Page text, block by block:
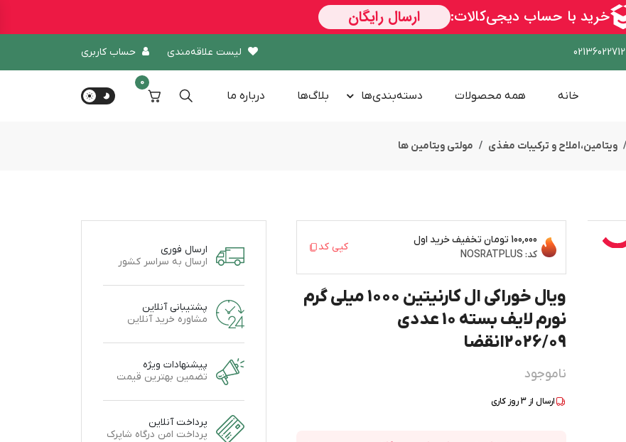
02136022712 لیست علاقه‌مندی حساب کاربری
خانه همه محصولات دسته‌بندی‌ها بلاگ‌ها درباره‌ ما
0
ویتامین،املاح و ترکیبات مغذی مولتی ویتامین ها
100,000 تومان
تخفیف خرید اول
کد: NOSRATPLUS
کپی کد
ویال خوراکی ال کارنیتین 1000 میلی گرم
نورم لایف بسته 10 عددی
2026/09انقضا
ناموجود
ارسال از 3روز کاری
ارسال فوری
ارسال به سراسر کشور
پشتیبانی آنلاین
مشاوره خرید آنلاین
پیشنهادات ویژه
تضمین بهترین قیمت
پرداخت آنلاین
پرداخت امن درگاه شاپرک